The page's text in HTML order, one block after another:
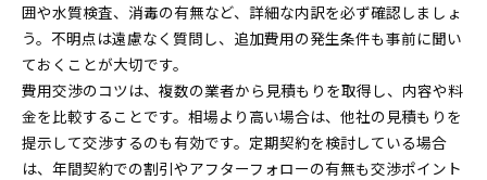
囲や水質検査、消毒の有無など、詳細な内訳を必ず確認しましょ
う。不明点は遠慮なく質問し、追加費用の発生条件も事前に聞い
ておくことが大切です。
費用交渉のコツは、複数の業者から見積もりを取得し、内容や料
金を比較することです。相場より高い場合は、他社の見積もりを
提示して交渉するのも有効です。定期契約を検討している場合
は、年間契約での割引やアフターフォローの有無も交渉ポイント